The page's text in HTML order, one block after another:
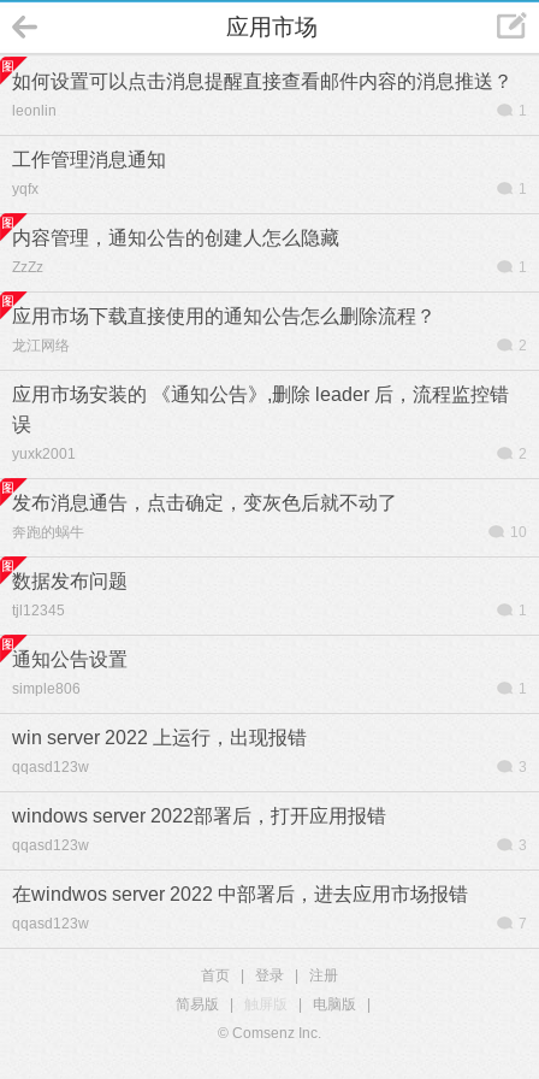
应用市场
如何设置可以点击消息提醒直接查看邮件内容的消息推送？
leonlin 1
工作管理消息通知
yqfx 1
内容管理，通知公告的创建人怎么隐藏
ZzZz 1
应用市场下载直接使用的通知公告怎么删除流程？
龙江网络 2
应用市场安装的 《通知公告》,删除 leader 后，流程监控错
误
yuxk2001 2
发布消息通告，点击确定，变灰色后就不动了
奔跑的蜗牛 10
数据发布问题
tjl12345 1
通知公告设置
simple806 1
win server 2022 上运行，出现报错
qqasd123w 3
windows server 2022部署后，打开应用报错
qqasd123w 3
在windwos server 2022 中部署后，进去应用市场报错
qqasd123w 7
首页 登录
注册
简易版
触屏版 电脑版
© Comsenz Inc.